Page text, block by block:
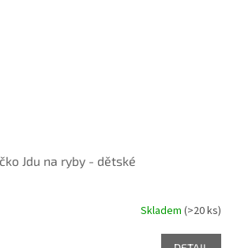
Jdu na ryby - dětské
Skladem (>20 ks)